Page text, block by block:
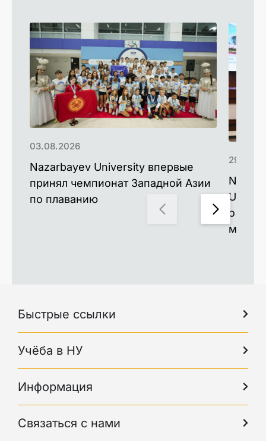
Nazarbayev University впервые
принял чемпионат Западной Азии
по плаванию
03.08.2026
о
Быстрые ссылки
Учёба в НУ
Информация
Связаться с нами